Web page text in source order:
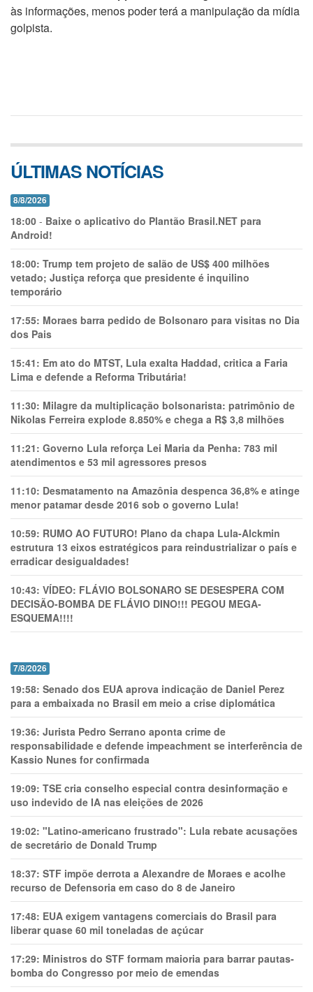
às informações, menos poder terá a manipulação da mídia
golpista.
ÚLTIMAS NOTÍCIAS
8/8/2026
18:00 - Baixe o aplicativo do Plantão Brasil.NET para
Android!
18:00: Trump tem projeto de salão de US$ 400 milhões
vetado; Justiça reforça que presidente é inquilino
temporário
17:55: Moraes barra pedido de Bolsonaro para visitas no Dia
dos Pais
15:41: Em ato do MTST, Lula exalta Haddad, critica a Faria
Lima e defende a Reforma Tributária!
11:30: Milagre da multiplicação bolsonarista: patrimônio de
Nikolas Ferreira explode 8.850% e chega a R$ 3,8 milhões
11:21: Governo Lula reforça Lei Maria da Penha: 783 mil
atendimentos e 53 mil agressores presos
11:10: Desmatamento na Amazônia despenca 36,8% e atinge
menor patamar desde 2016 sob o governo Lula!
10:59: RUMO AO FUTURO! Plano da chapa Lula-Alckmin
estrutura 13 eixos estratégicos para reindustrializar o país e
erradicar desigualdades!
10:43: VÍDEO: FLÁVIO BOLSONARO SE DESESPERA COM
DECISÃO-BOMBA DE FLÁVIO DINO!!! PEGOU MEGA-
ESQUEMA!!!!
7/8/2026
19:58: Senado dos EUA aprova indicação de Daniel Perez
para a embaixada no Brasil em meio a crise diplomática
19:36: Jurista Pedro Serrano aponta crime de
responsabilidade e defende impeachment se interferência de
Kassio Nunes for confirmada
19:09: TSE cria conselho especial contra desinformação e
uso indevido de IA nas eleições de 2026
19:02: "Latino-americano frustrado": Lula rebate acusações
de secretário de Donald Trump
18:37: STF impõe derrota a Alexandre de Moraes e acolhe
recurso de Defensoria em caso do 8 de Janeiro
17:48: EUA exigem vantagens comerciais do Brasil para
liberar quase 60 mil toneladas de açúcar
17:29: Ministros do STF formam maioria para barrar pautas-
bomba do Congresso por meio de emendas